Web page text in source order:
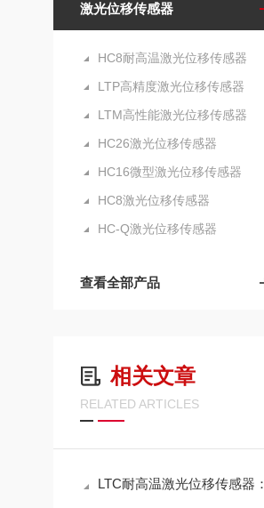
激光位移传感器
HC8耐高温激光位移传感器
LTP高精度激光位移传感器
LTM高性能激光位移传感器
HC26激光位移传感器
HC16微型激光位移传感器
HC8激光位移传感器
HC-Q激光位移传感器
查看全部产品
相关文章
RELATED ARTICLES
LTC耐高温激光位移传感器：高温工业场景精密测量解决方案